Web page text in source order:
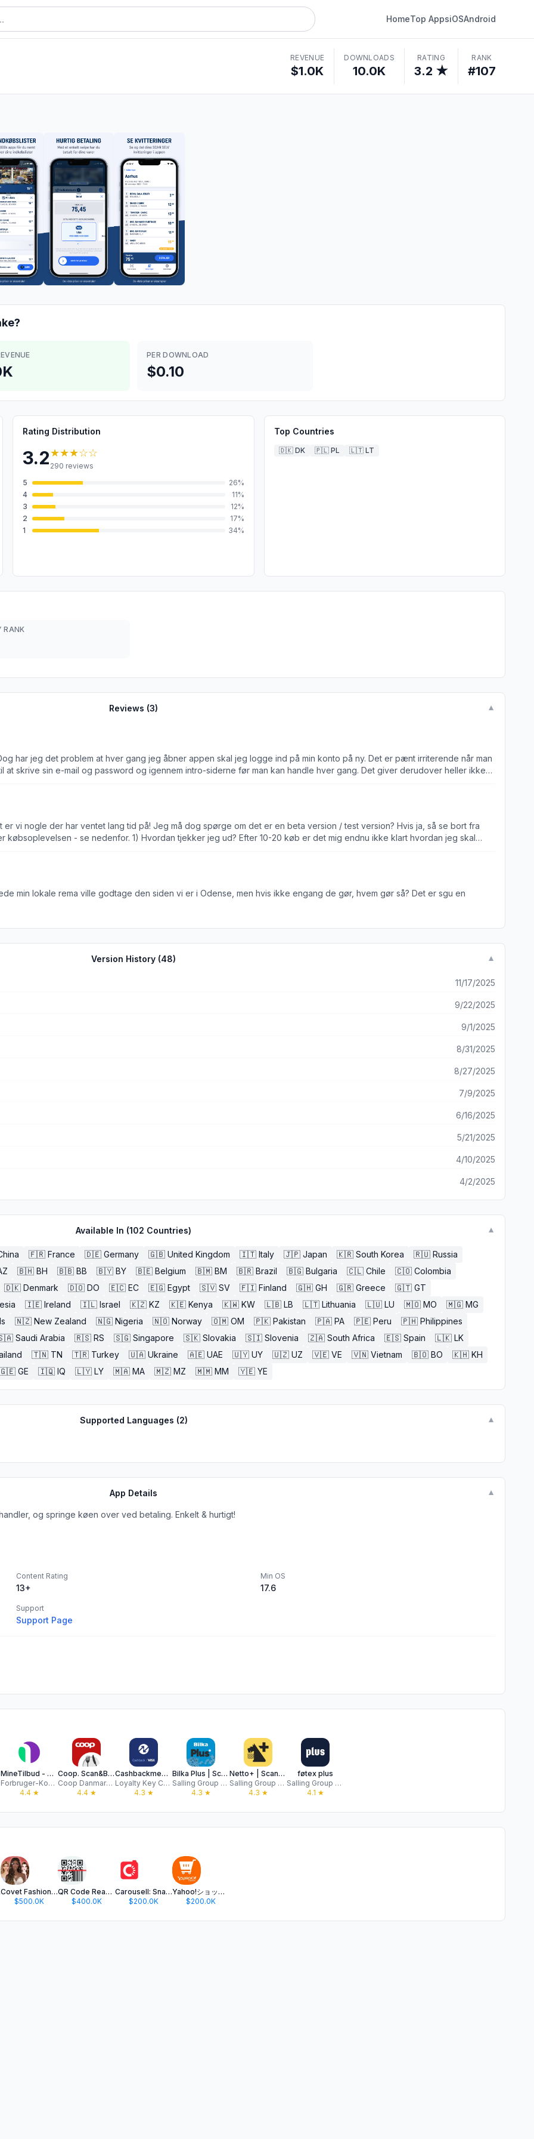
HomeTop AppsiOSAndroid
REVENUE
$1.0K
DOWNLOADS
10.0K
RATING
3.2 ★
RANK
#107
PER DOWNLOAD
$0.10
Rating Distribution
3.2★★★☆☆
290 reviews
5
26%
4
11%
3
12%
2
17%
1
34%
Top Countries
🇩🇰 DK 🇵🇱 PL 🇱🇹 LT
RANK
Reviews (3) ▼
har jeg det problem at hver gang jeg åbner appen skal jeg logge ind på min konto på ny. Det er pænt irriterende når man
at skrive sin e-mail og password og igennem intro-siderne før man kan handle hver gang. Det giver derudover heller ikke
du har misforstået mig. Jeg logger ikke selv ud af min konto.
næste gang jeg åbner den er jeg blevet logget ud af min konto og skal logge ind på ny igen.
om det er en beta version / test version? Hvis ja, så se bort fra
Efter 10-20 køb er det mig endnu ikke klart hvordan jeg skal
en vare, sæt i stedet til 1 stk som default. 4) Se på Coop’s app og købsflow, de har knækket
min lokale rema ville godtage den siden vi er i Odense, men hvis ikke engang de gør, hvem gør så? Det er sgu en
Version History (48) ▼
11/17/2025
9/22/2025
9/1/2025
8/31/2025
8/27/2025
7/9/2025
6/16/2025
5/21/2025
4/10/2025
4/2/2025
Available In (102 Countries) ▼
🇫🇷 France 🇩🇪 Germany 🇬🇧 United Kingdom 🇮🇹 Italy 🇯🇵 Japan 🇰🇷 South Korea 🇷🇺 Russia
🇧🇭 BH 🇧🇧 BB 🇧🇾 BY 🇧🇪 Belgium 🇧🇲 BM 🇧🇷 Brazil 🇧🇬 Bulgaria 🇨🇱 Chile 🇨🇴 Colombia
🇩🇰 Denmark 🇩🇴 DO 🇪🇨 EC 🇪🇬 Egypt 🇸🇻 SV 🇫🇮 Finland 🇬🇭 GH 🇬🇷 Greece 🇬🇹 GT
🇮🇪 Ireland 🇮🇱 Israel 🇰🇿 KZ 🇰🇪 Kenya 🇰🇼 KW 🇱🇧 LB 🇱🇹 Lithuania 🇱🇺 LU 🇲🇴 MO 🇲🇬 MG
🇳🇿 New Zealand 🇳🇬 Nigeria 🇳🇴 Norway 🇴🇲 OM 🇵🇰 Pakistan 🇵🇦 PA 🇵🇪 Peru 🇵🇭 Philippines
Saudi Arabia 🇷🇸 RS 🇸🇬 Singapore 🇸🇰 Slovakia 🇸🇮 Slovenia 🇿🇦 South Africa 🇪🇸 Spain 🇱🇰 LK
🇹🇳 TN 🇹🇷 Turkey 🇺🇦 Ukraine 🇦🇪 UAE 🇺🇾 UY 🇺🇿 UZ 🇻🇪 VE 🇻🇳 Vietnam 🇧🇴 BO 🇰🇭 KH
GE 🇮🇶 IQ 🇱🇾 LY 🇲🇦 MA 🇲🇿 MZ 🇲🇲 MM 🇾🇪 YE
Supported Languages (2) ▼
App Details ▼
og springe køen over ved betaling. Enkelt & hurtigt!
Content Rating
13+
Min OS
17.6
Support
Support Page
MineTilbud - Tilbudsaviser
Forbruger-Kontakt A/S
4.4★
Coop. Scan&Betal & gode priser
Coop Danmark A/S
4.4★
Cashbackmedvisa.dk
Loyalty Key Cardlinked
4.3 ★
Bilka Plus | Scan&Go
Salling Group A/S
4.3 ★
Netto+ | Scan&Go
Salling Group A/S
4.3 ★
føtex plus
Salling Group A/S
4.1 ★
Covet Fashion: Dress Up Game
$500.0K
QR Code Reader ·
$400.0K
Carousell: Snap-Sell, Chat-Buy
$200.0K
Yahoo!ショッピング-PayPayポイントが貯まる通販
$200.0K